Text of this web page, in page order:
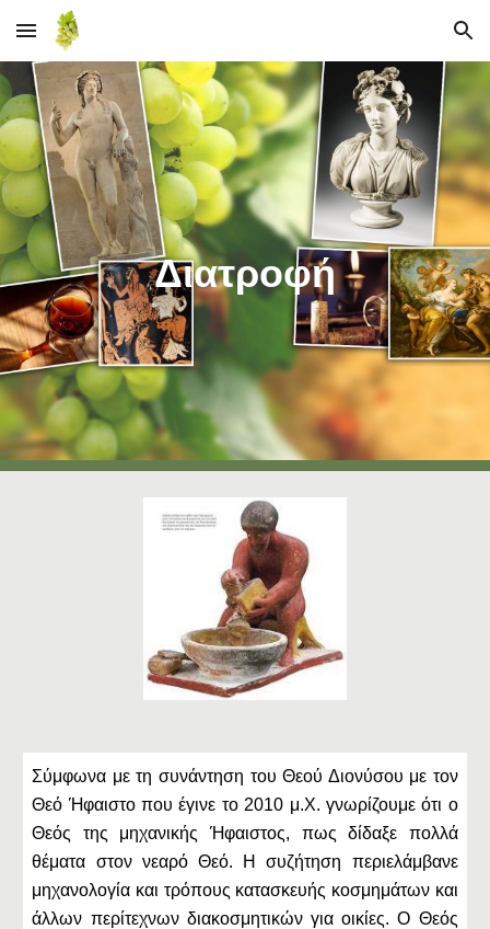
Skip to main content Skip to navigation
Διατροφή
Σύμφωνα με τη συνάντηση του Θεού Διονύσου με τον
Θεό Ήφαιστο που έγινε το 2010 μ.Χ. γνωρίζουμε ότι ο
Θεός της μηχανικής Ήφαιστος, πως δίδαξε πολλά
θέματα στον νεαρό Θεό. Η συζήτηση περιελάμβανε
μηχανολογία και τρόπους κατασκευής κοσμημάτων και
άλλων περίτεχνων διακοσμητικών για οικίες. Ο Θεός